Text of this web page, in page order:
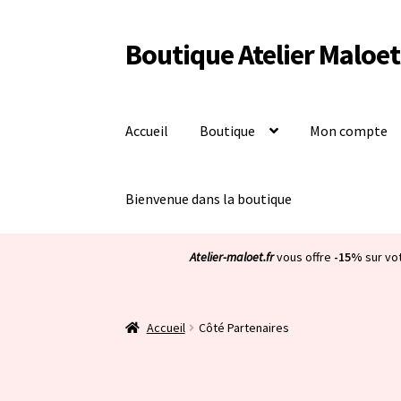
Aller
à
Aller
au
Boutique Atelier Maloet
Accueil Boutique Mon compte
Bienvenue dans la boutique
Atelier-maloet.frvous offre -15% sur
Accueil Côté Partenaires